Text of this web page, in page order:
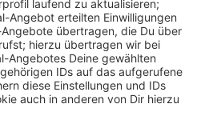
männlicher Kängurus.
Promi-Känguru